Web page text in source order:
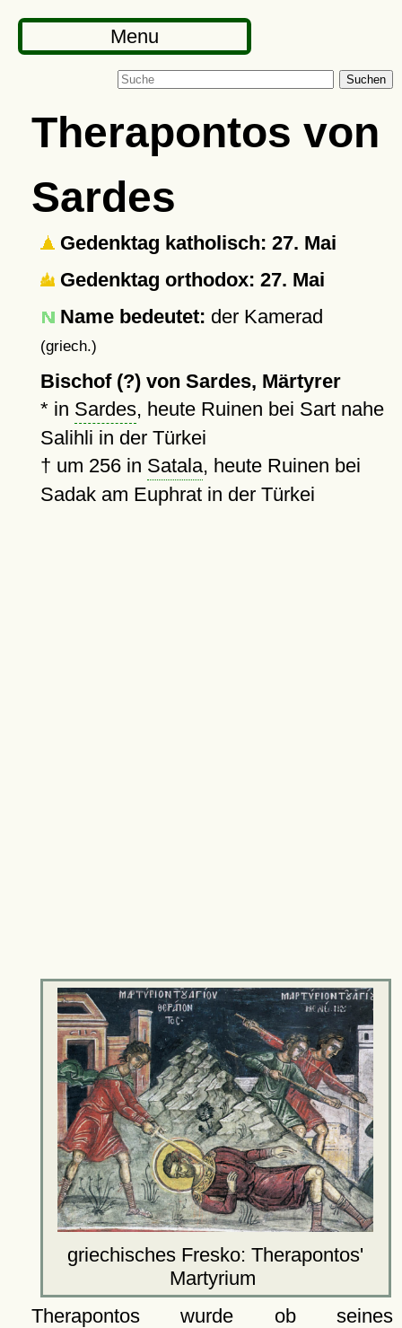
Menu
Suchen
Therapontos von
Sardes
Gedenktag katholisch: 27. Mai
Gedenktag orthodox: 27. Mai
Name bedeutet: der Kamerad
(griech.)
Bischof (?) von Sardes, Märtyrer
* in Sardes, heute Ruinen bei Sart nahe
Salihli in der Türkei
† um 256in Satala, heute Ruinen bei
Sadak am Euphrat in der Türkei
griechisches Fresko: Therapontos'
Martyrium
Therapontos wurde ob seines